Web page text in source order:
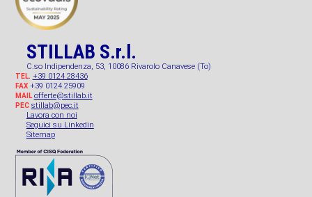
STILLAB S.r.l.
C.so Indipendenza, 53, 10086 Rivarolo Canavese (To)
TEL. +39 0124 28436
FAX+39 0124 25909
MAIL offerte@stillab.it
PEC stillab@pec.it
Lavora con noi
Seguici su Linkedin
Sitemap